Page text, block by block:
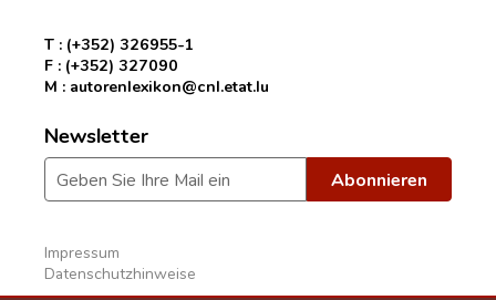
T : (+352) 326955-1
F : (+352) 327090
M : autorenlexikon@cnl.etat.lu
Newsletter
Impressum
Datenschutzhinweise